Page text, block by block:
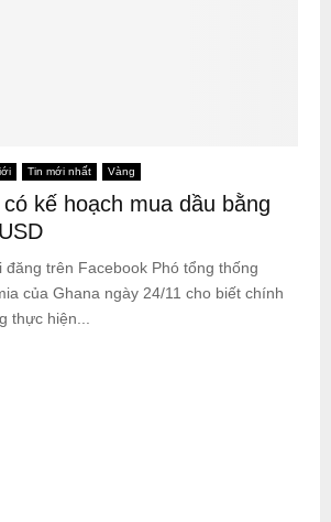
Tin mới nhất Vàng
kế hoạch mua dầu bằng
đăng trên Facebook Phó tổng thống
của Ghana ngày 24/11 cho biết chính
thực hiện...